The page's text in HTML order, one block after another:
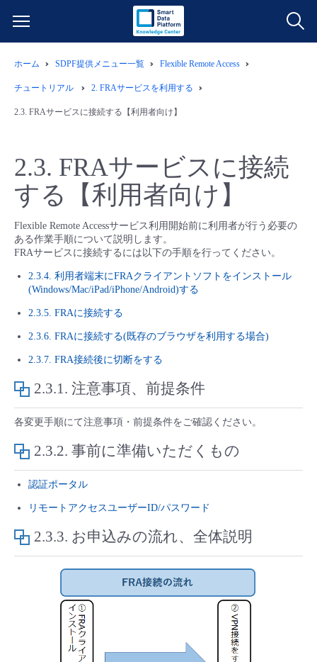
サービス一覧
データ利活用
ネットワーク
IoT
モニタリング/監査
サポート
管理機能
すべてのメニューを見る
よくある質問
クラウド/サーバー
ネットワーク
IoT
モニタリング/監査
サポート
管理機能
料金シミュレーター
データ利活用
クラウド/サーバー
ネットワーク
IoT
モニタリング/監査
すべてのメニューを見る
ご利用開始ガイド
■ 管理機能
- 管理機能
- 新規お申し込み方法
- ユーザー機能の管理
- 登録情報の管理
■ 基本構築ガイド
- クラウド / サーバー
- Flexible InterConnect
ユースケース
- バックアップ
- セキュリティ・監査
- データと分析
- IoT
- リモートワーク
- ITインフラストラクチャー
故障/メンテナンス情報
サービス稼働状況
故障/メンテナンス履歴
メンテナンス予定
販売パートナー向けプログラム
協業パートナー
トレーニング/操作動画
脱炭素化
ホーム SDPF提供メニュー一覧 Flexible Remote Access
チュートリアル 2. FRAサービスを利用する
2.3. FRAサービスに接続する【利用者向け】
2.3. FRAサービスに接続
する【利用者向け】
Flexible Remote Accessサービス利用開始前に利用者が行う必要の
ある作業手順について説明します。
FRAサービスに接続するには以下の手順を行ってください。
2.3.4. 利用者端末にFRAクライアントソフトをインストール
(Windows/Mac/iPad/iPhone/Android)する
2.3.5. FRAに接続する
2.3.6. FRAに接続する(既存のブラウザを利用する場合)
2.3.7. FRA接続後に切断をする
2.3.1. 注意事項、前提条件
各変更手順にて注意事項・前提条件をご確認ください。
2.3.2. 事前に準備いただくもの
認証ポータル
リモートアクセスユーザーID/パスワード
2.3.3. お申込みの流れ、全体説明